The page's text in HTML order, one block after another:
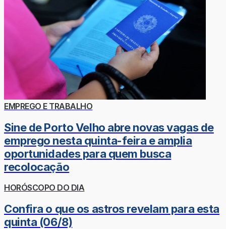
EMPREGO E TRABALHO
Sine de Porto Velho abre novas vagas de
emprego nesta quinta-feira e amplia
oportunidades para quem busca
recolocação
HORÓSCOPO DO DIA
Confira o que os astros revelam para esta
quinta (06/8)